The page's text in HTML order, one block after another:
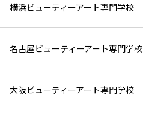
横浜ビューティーアート専門学校
名古屋ビューティーアート専門学校
大阪ビューティーアート専門学校